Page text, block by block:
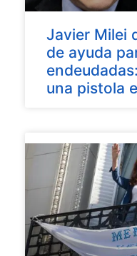
Javier Milei
de ayuda
una pistola